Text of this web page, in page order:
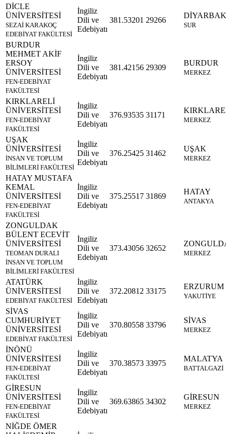
DİCLE
ÜNİVERSİTESİ
SEZAİ KARAKOÇ
EDEBİYAT FAKÜLTESİ
İngiliz
Dili ve
Edebiyatı
381.53201 29266
SUR
BURDUR
MEHMET AKİF
ERSOY
ÜNİVERSİTESİ
FEN-EDEBİYAT
FAKÜLTESİ
İngiliz
Dili ve
Edebiyatı
381.42156 29309
BURDUR
MERKEZ
KIRKLARELİ
ÜNİVERSİTESİ
FEN-EDEBİYAT
FAKÜLTESİ
İngiliz
Dili ve
Edebiyatı
376.93535 31171
MERKEZ
UŞAK
ÜNİVERSİTESİ
İNSAN VE TOPLUM
BİLİMLERİ FAKÜLTESİ
İngiliz
Dili ve
Edebiyatı
376.25425 31462
UŞAK
MERKEZ
HATAY MUSTAFA
KEMAL
ÜNİVERSİTESİ
FEN-EDEBİYAT
FAKÜLTESİ
İngiliz
Dili ve
Edebiyatı
375.25517 31869
HATAY
ANTAKYA
ZONGULDAK
BÜLENT ECEVİT
ÜNİVERSİTESİ
TEOMAN DURALI
İNSAN VE TOPLUM
BİLİMLERİ FAKÜLTESİ
İngiliz
Dili ve
Edebiyatı
373.43056 32652
MERKEZ
ATATÜRK
ÜNİVERSİTESİ
EDEBİYAT FAKÜLTESİ
İngiliz
Dili ve
Edebiyatı
372.20812 33175
ERZURUM
YAKUTİYE
SİVAS
CUMHURİYET
ÜNİVERSİTESİ
EDEBİYAT FAKÜLTESİ
İngiliz
Dili ve
Edebiyatı
370.80558 33796
SİVAS
MERKEZ
İNÖNÜ
ÜNİVERSİTESİ
FEN-EDEBİYAT
FAKÜLTESİ
İngiliz
Dili ve
Edebiyatı
370.38573 33975
MALATYA
BATTALGAZİ
GİRESUN
ÜNİVERSİTESİ
FEN-EDEBİYAT
FAKÜLTESİ
İngiliz
Dili ve
Edebiyatı
369.63865 34302
GİRESUN
MERKEZ
NİĞDE ÖMER